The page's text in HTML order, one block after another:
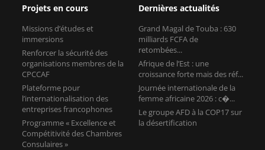
Projets en cours
Missions d’études et
immersions
Renforcer la sécurité des
organisations membres de la
CPCCAF
Plateforme pour
l’internationalisation des
entreprises francophones
Programme « Excellence et
Compétitivité des Chambres
Consulaires »
Dernières actualités
Grand Magal de Touba : 630
milliards FCFA de
retombées...
Afrique de l’Est : une
croissance forte mais des réf...
Journée internationale de la
femme africaine 2026 : c�...
Le groupe AFD à la COP17 sur
la désertification